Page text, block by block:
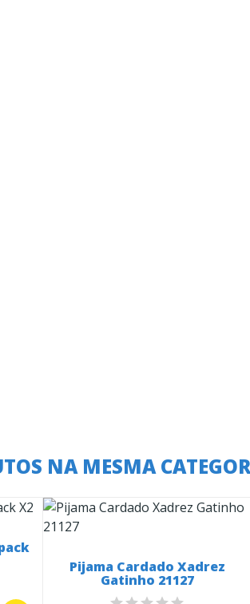
NA MESMA
Pijama Cardado Xadrez
Gatinho 21127